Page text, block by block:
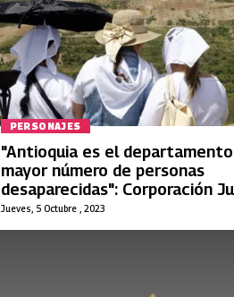
PERSONAJES
Jueves, 5 Octubre , 2023
"Antioquia es el
mayor número de personas
desaparecidas": Corporación
Libertad